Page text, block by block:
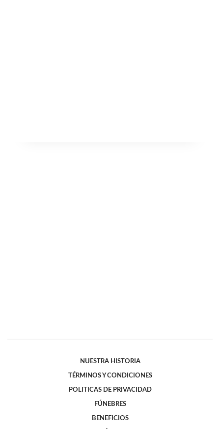
NUESTRA HISTORIA
TÉRMINOS Y CONDICIONES
POLITICAS DE PRIVACIDAD
FÚNEBRES
BENEFICIOS